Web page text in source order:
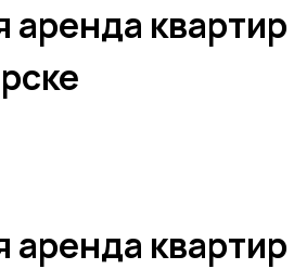
аренда квартир
аренда квартир